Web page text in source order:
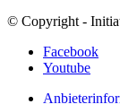
© Copyright -
Facebook
Youtube